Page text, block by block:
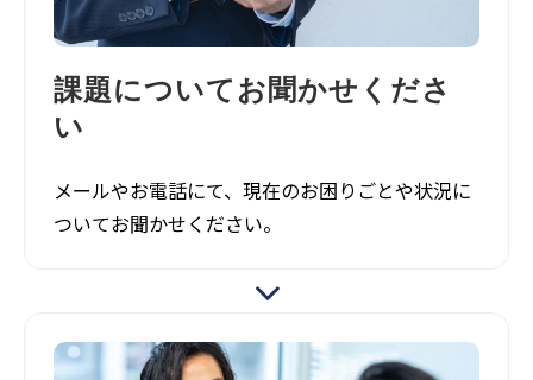
課題についてお聞かせくださ
い
メールやお電話にて、現在のお困りごとや状況に
ついてお聞かせください。